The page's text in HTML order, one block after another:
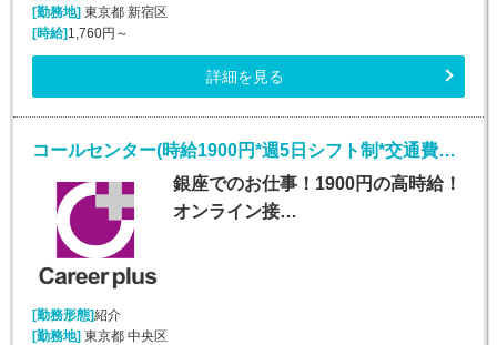
[勤務地]東京都 新宿区
[時給]1,760円～
詳細を見る
コールセンター(時給1900円*週5日シフト制*交通費有あり*人材紹介)
銀座でのお仕事！1900円の高時給！
オンライン接…
[勤務形態]紹介
[勤務地]東京都 中央区